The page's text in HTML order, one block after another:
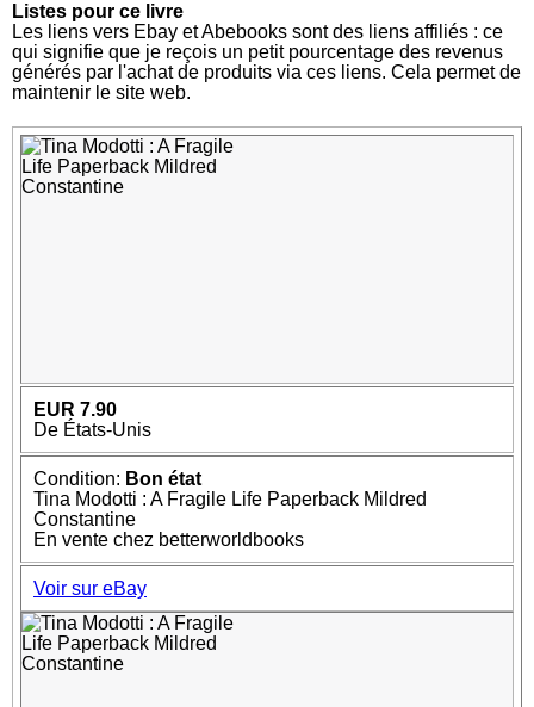
Listes pour ce livre
Les liens vers Ebay et Abebooks sont des liens affiliés : ce
qui signifie que je reçois un petit pourcentage des revenus
générés par l'achat de produits via ces liens. Cela permet de
maintenir le site web.
EUR 7.90
De États-Unis
Condition: Bon état
Tina Modotti : A Fragile Life Paperback Mildred
Constantine
En vente chez betterworldbooks
Voir sur eBay